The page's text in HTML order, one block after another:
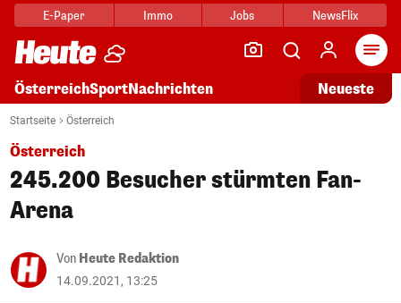
E-Paper Immo Jobs NewsFlix
ÖsterreichSportNachrichten Neueste
Startseite Österreich
Österreich
245.200 Besucher stürmten Fan-
Arena
Von Heute Redaktion
14.09.2021, 13:25